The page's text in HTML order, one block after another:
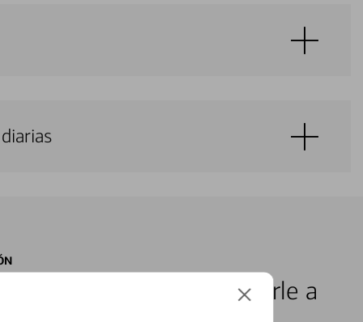
locales listos para ayudarle a